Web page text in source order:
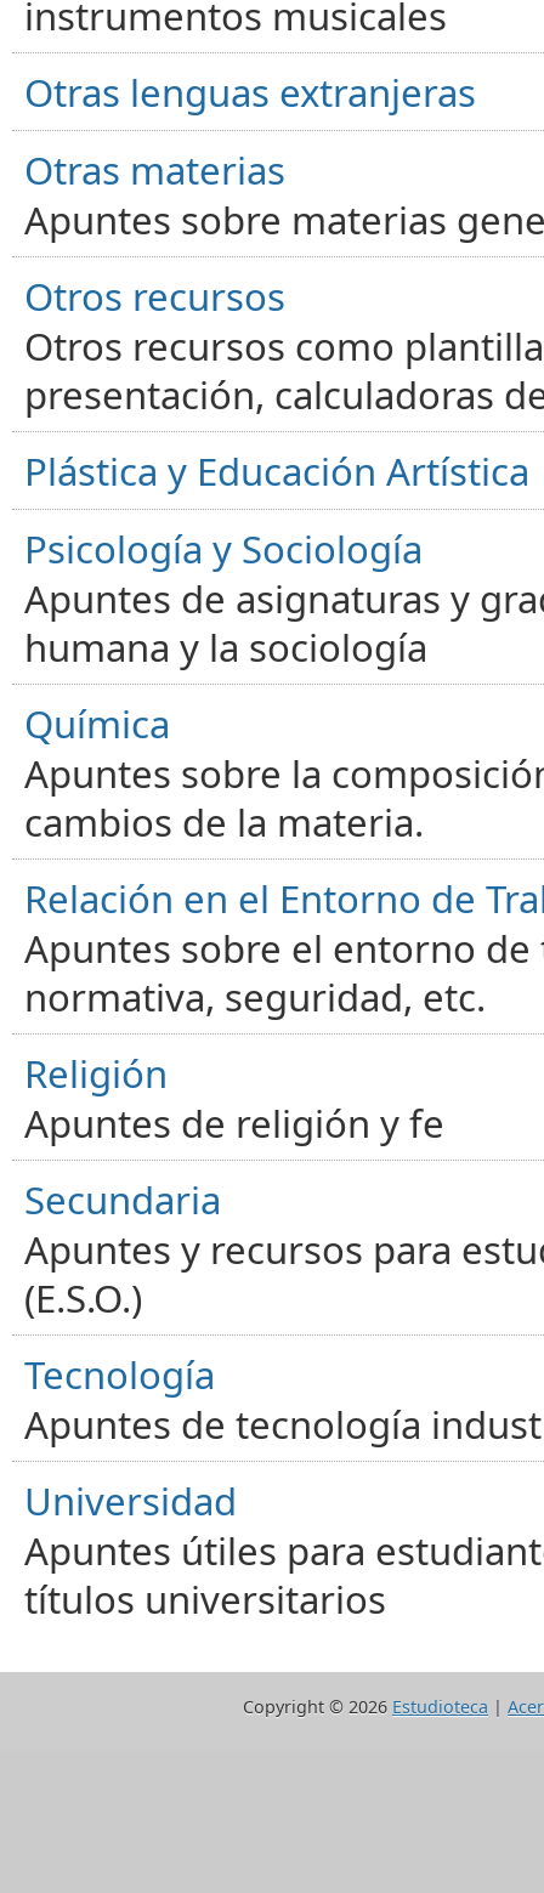
instrumentos musicales
Otras lenguas extranjeras
Otras materias
Apuntes sobre materias
Otros recursos
Otros recursos como
presentación, calculadoras
Plástica y Educación Artística
Psicología y Sociología
Apuntes de asignaturas y
humana y la sociología
Química
Apuntes sobre la
cambios de la materia.
Relación en el Entorno de
Apuntes sobre el entorno
normativa, seguridad, etc.
Religión
Apuntes de religión y fe
Secundaria
Apuntes y recursos para
(E.S.O.)
Tecnología
Apuntes de tecnología
Universidad
Apuntes útiles para
títulos universitarios
Copyright © 2026 Estudioteca |